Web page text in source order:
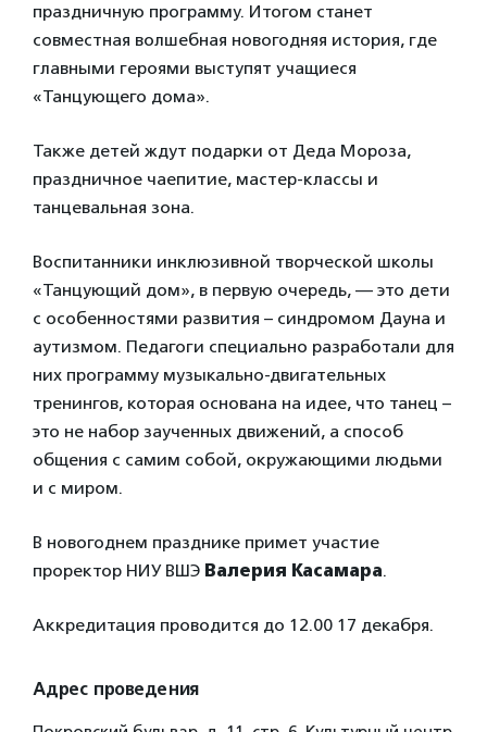
праздничную программу. Итогом станет
совместная волшебная новогодняя история, где
главными героями выступят учащиеся
«Танцующего дома».
Также детей ждут подарки от Деда Мороза,
праздничное чаепитие, мастер-классы и
танцевальная зона.
Воспитанники инклюзивной творческой школы
«Танцующий дом», в первую очередь, — это дети
с особенностями развития – синдромом Дауна и
аутизмом. Педагоги специально разработали для
них программу музыкально-двигательных
тренингов, которая основана на идее, что танец –
это не набор заученных движений, а способ
общения с самим собой, окружающими людьми
и с миром.
В новогоднем празднике примет участие
проректор НИУ ВШЭ Валерия Касамара.
Аккредитация проводится до 12.00 17 декабря.
Адрес проведения